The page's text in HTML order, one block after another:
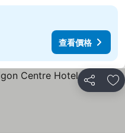
查看價格
分享 加